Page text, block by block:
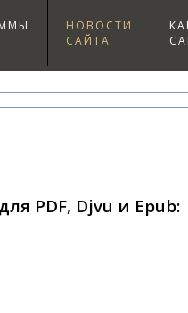
НОВОСТИ
САЙТА
PDF, Djvu и Epub: